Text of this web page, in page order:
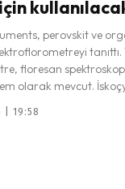
perovskit ve
tanıttı.
floresan
olarak mevcut.
| 19:58